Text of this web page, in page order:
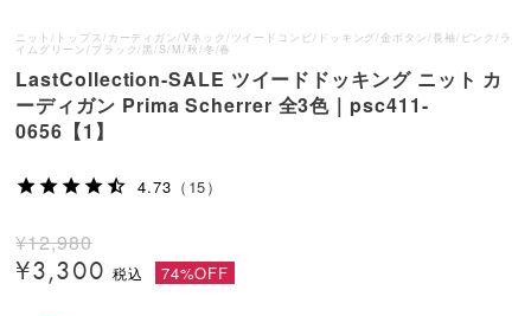
ニット/トップス/カーディガン/Vネック/ツイードコンビ/ドッキング/金ボタン/長袖/ピンク/ラ
イムグリーン/ブラック/黒/S/M/秋/冬/春
LastCollection-SALE ツイードドッキング ニット カ
ーディガン Prima Scherrer 全3色｜psc411-
0656【1】
4.73 （15）
¥12,980
¥3,300 74%OFF